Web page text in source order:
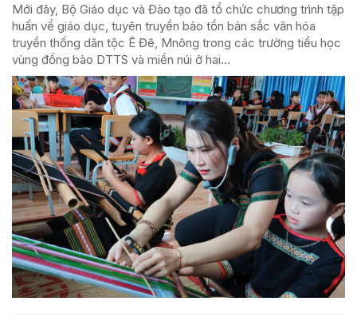
Mới đây, Bộ Giáo dục và Đào tạo đã tổ chức chương trình tập
huấn về giáo dục, tuyên truyền bảo tồn bản sắc văn hóa
truyền thống dân tộc Ê Đê, Mnông trong các trường tiểu học
vùng đồng bào DTTS và miền núi ở hai...